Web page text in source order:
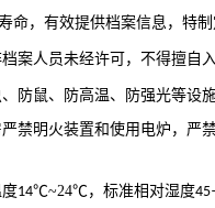
命，有效提供档案信息，特制
案人员未经许可，不得擅自入
防鼠、防高温、防强光等设施
禁明火装置和使用电炉，严
14℃~24℃，标准相对湿度45